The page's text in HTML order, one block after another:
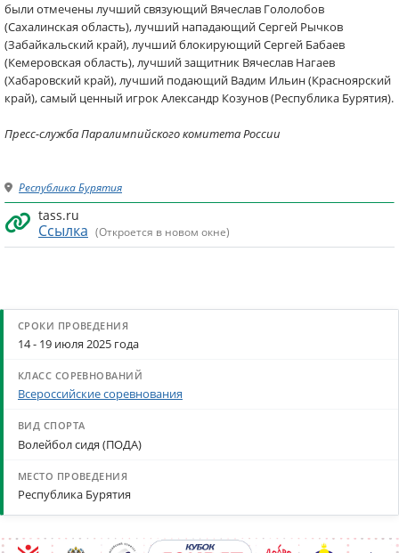
были отмечены лучший связующий Вячеслав Гололобов
(Сахалинская область), лучший нападающий Сергей Рычков
(Забайкальский край), лучший блокирующий Сергей Бабаев
(Кемеровская область), лучший защитник Вячеслав Нагаев
(Хабаровский край), лучший подающий Вадим Ильин (Красноярский
край), самый ценный игрок Александр Козунов (Республика Бурятия).
Пресс-служба Паралимпийского комитета России
Республика Бурятия
tass.ru
Ссылка (Откроется в новом окне)
14 - 19 июля 2025 года
Всероссийские соревнования
Волейбол сидя (ПОДА)
Республика Бурятия